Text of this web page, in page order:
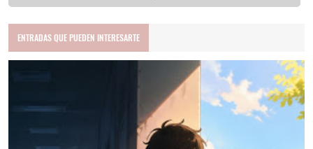
ENTRADAS QUE PUEDEN INTERESARTE